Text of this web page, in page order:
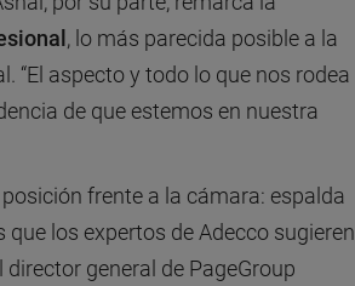
, lo más parecida posible a la
“El aspecto y todo lo que nos rodea
de que estemos en nuestra
frente a la cámara: espalda
los expertos de Adecco sugieren
general de PageGroup